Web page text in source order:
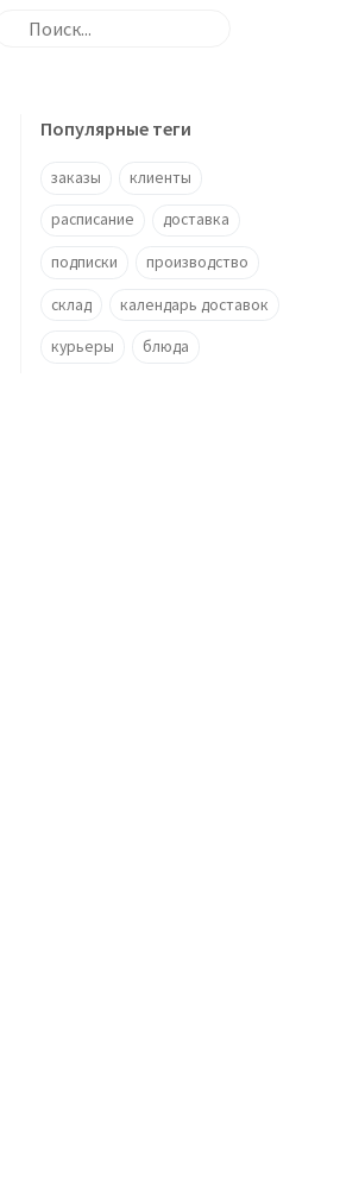
Популярные теги
заказы клиенты
расписание доставка
подписки производство
склад календарь доставок
курьеры блюда